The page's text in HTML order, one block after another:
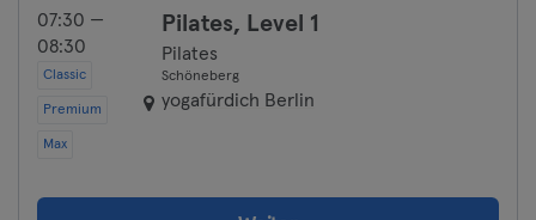
07:30 —
08:30
Classic
Premium
Max
Pilates, Level 1
Pilates
Schöneberg
yogafürdich Berlin